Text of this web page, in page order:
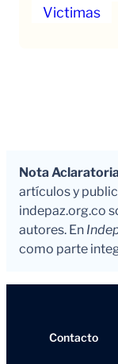
Victimas
Nota Aclaratoria
artículos y
indepaz.org.co
autores. En
como parte
Contacto